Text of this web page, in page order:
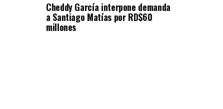
Cheddy García interpone demanda
a Santiago Matías por RD$60
millones